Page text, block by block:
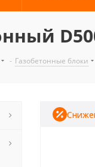
- Газобетонные блоки